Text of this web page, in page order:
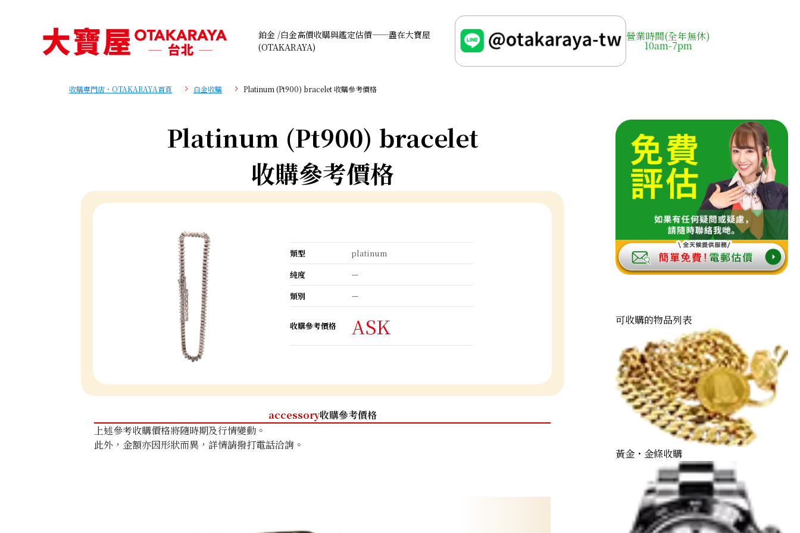
鉑金 /白金高價收購與鑑定估價——盡在大寶屋
(OTAKARAYA)
營業時間(全年無休)
10am-7pm
收購專門店・OTAKARAYA首頁 白金收購 Platinum (Pt900) bracelet 收購參考價格
Platinum (Pt900) bracelet
收購參考價格
類型
platinum
純度
ー
類別
ー
收購參考價格 ASK
accessory收購參考價格
上述參考收購價格將隨時期及行情變動。
此外，金額亦因形狀而異，詳情請撥打電話洽詢。
可收購的物品列表
黃金・金條收購